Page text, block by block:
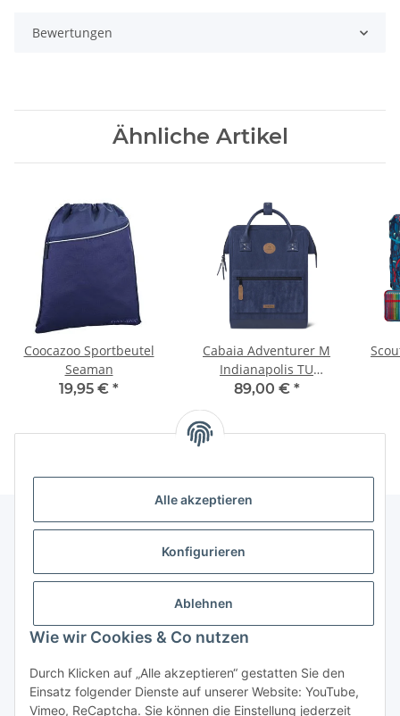
Alle akzeptieren
Konfigurieren
Ablehnen
Wie wir Cookies & Co nutzen
Durch Klicken auf „Alle akzeptieren“ gestatten Sie den
Einsatz folgender Dienste auf unserer Website: YouTube,
Vimeo, ReCaptcha. Sie können die Einstellung jederzeit
Bewertungen
Ähnliche Artikel
Coocazoo Sportbeutel
Seaman
19,95 € *
Cabaia Adventurer M
Indianapolis TU
Rucksack
89,00 € *
Gesetzliche Informationen
Vertrag widerrufen